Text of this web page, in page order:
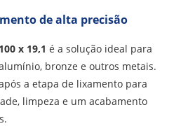
de alta precisão
x 19,1 é a solução ideal para
bronze e outros metais.
a etapa de lixamento para
limpeza e um acabamento